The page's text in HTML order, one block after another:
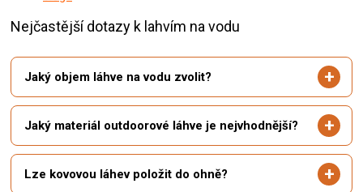
Nejčastější dotazy k lahvím na vodu
Jaký objem láhve na vodu zvolit?
Jaký materiál outdoorové láhve je nejvhodnější?
Lze kovovou láhev položit do ohně?